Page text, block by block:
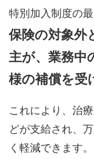
特別加入制度の
保険の対象外
主が、業務中
様の補償を受
これにより、治
どが支給され、
く軽減できます。